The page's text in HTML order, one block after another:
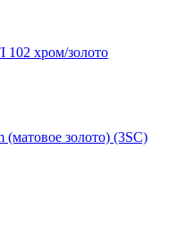
102 хром/золото